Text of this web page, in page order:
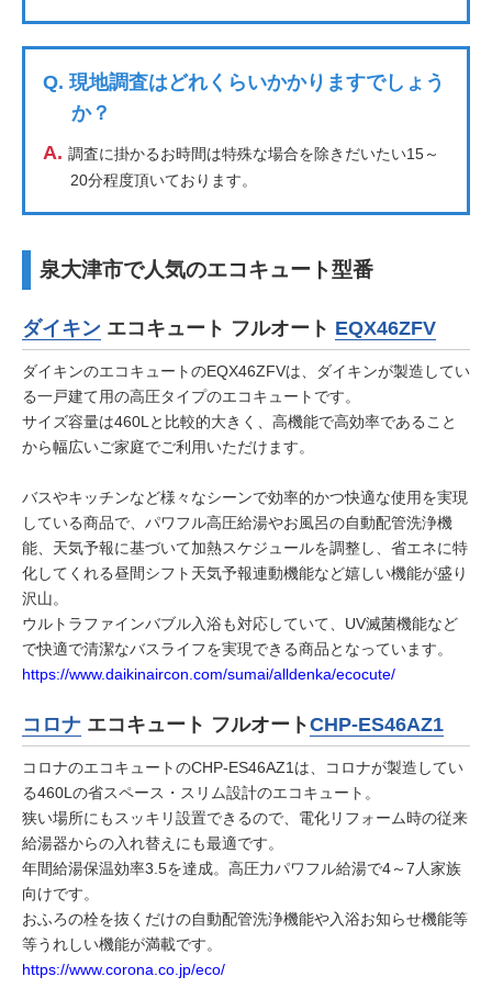
Q. 現地調査はどれくらいかかりますでしょう
か？
A. 調査に掛かるお時間は特殊な場合を除きだいたい15～
20分程度頂いております。
泉大津市で人気のエコキュート型番
ダイキン エコキュート フルオート EQX46ZFV
ダイキンのエコキュートのEQX46ZFVは、ダイキンが製造してい
る一戸建て用の高圧タイプのエコキュートです。
サイズ容量は460Lと比較的大きく、高機能で高効率であること
から幅広いご家庭でご利用いただけます。
バスやキッチンなど様々なシーンで効率的かつ快適な使用を実現
している商品で、パワフル高圧給湯やお風呂の自動配管洗浄機
能、天気予報に基づいて加熱スケジュールを調整し、省エネに特
化してくれる昼間シフト天気予報連動機能など嬉しい機能が盛り
沢山。
ウルトラファインバブル入浴も対応していて、UV滅菌機能など
で快適で清潔なバスライフを実現できる商品となっています。
https://www.daikinaircon.com/sumai/alldenka/ecocute/
コロナ エコキュート フルオートCHP-ES46AZ1
コロナのエコキュートのCHP-ES46AZ1は、コロナが製造してい
る460Lの省スペース・スリム設計のエコキュート。
狭い場所にもスッキリ設置できるので、電化リフォーム時の従来
給湯器からの入れ替えにも最適です。
年間給湯保温効率3.5を達成。高圧力パワフル給湯で4～7人家族
向けです。
おふろの栓を抜くだけの自動配管洗浄機能や入浴お知らせ機能等
等うれしい機能が満載です。
https://www.corona.co.jp/eco/